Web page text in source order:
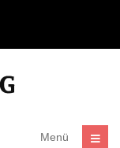
Menü